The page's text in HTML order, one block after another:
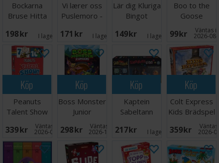
Bockarna
Bruse Hitta
Brädspel
198 SEK I lager:
Vi lærer oss
Puslemoro -
171 SEK I lager:
Lär dig Kluriga
Bingot
149 SEK I lager: 1
Boo to the
Goose
Kortspel
99 SEK Väntas
2026-
Köp
Peanuts
Talent Show
Kortspel
339 SEK Väntas in:
2026-09-30
Köp
Boss Monster
Junior
Brädspel
298 SEK Väntas in:
2026-12-31
Köp
Kaptein
Sabeltann
- NORSK
217 SEK I lager: 1
Köp
Colt Express
Kids Brädspel
359 SEK 2026-